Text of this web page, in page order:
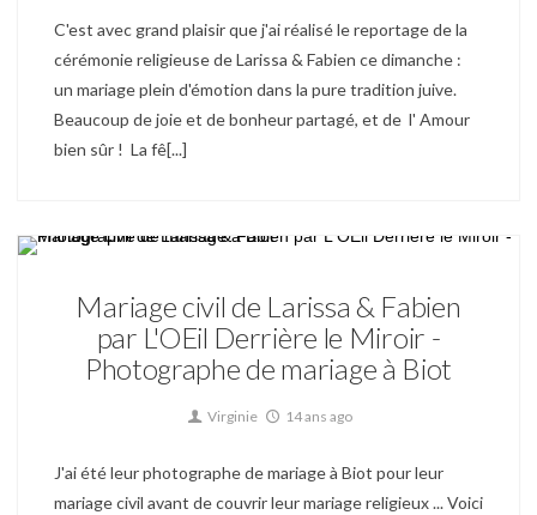
C'est avec grand plaisir que j'ai réalisé le reportage de la
cérémonie religieuse de Larissa & Fabien ce dimanche :
un mariage plein d'émotion dans la pure tradition juive.
Beaucoup de joie et de bonheur partagé, et de l' Amour
bien sûr ! La fê[...]
Mariage civil de Larissa & Fabien
par L'OEil Derrière le Miroir -
Photographe de mariage à Biot
Virginie 14 ans ago
J'ai été leur photographe de mariage à Biot pour leur
mariage civil avant de couvrir leur mariage religieux ... Voici